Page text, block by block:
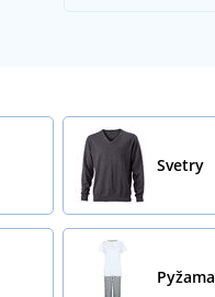
Svetry
Pyžama